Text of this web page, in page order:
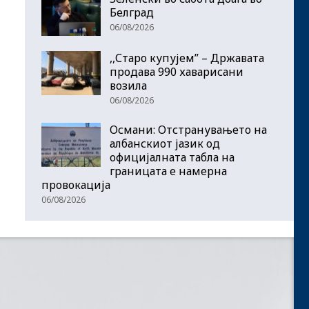
Белград
06/08/2026
,,Старо купујем” – Државата
продава 990 хаварисани
возила
06/08/2026
Османи: Отстранувањето на
албанскиот јазик од
официјалната табла на
границата е намерна
провокација
06/08/2026